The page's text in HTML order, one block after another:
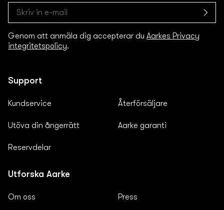
Genom att anmäla dig accepterar du Aarkes Privacy
integritetspolicy.
Support
Kundservice
Utöva din ångerrätt
Reservdelar
Återförsäljare
Aarke garanti
Utforska Aarke
Om oss Press